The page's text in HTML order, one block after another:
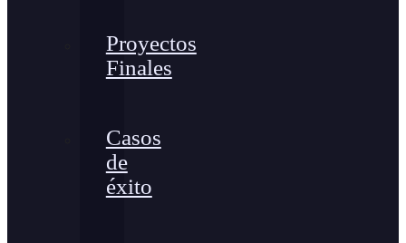
Proyectos
Finales
Casos
de
éxito